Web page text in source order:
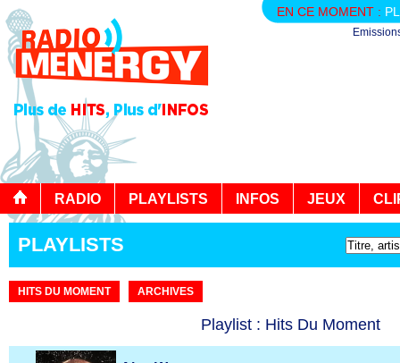
EN CE MOMENT :
RADIO PLAYLISTS INFOS JEUX
PLAYLISTS
HITS DU MOMENT ARCHIVES
Playlist : Hits Du Moment